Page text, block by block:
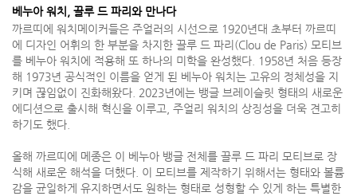
베누아 워치, 끌루 드 파리와 만나다
까르띠에 워치메이커들은 주얼러의 시선으로 1920년대 초부터 까르띠
에 디자인 어휘의 한 부분을 차지한 끌루 드 파리(Clou de Paris) 모티브
를 베누아 워치에 적용해 또 하나의 미학을 완성했다. 1958년 처음 등장
해 1973년 공식적인 이름을 얻게 된 베누아 워치는 고유의 정체성을 지
키며 끊임없이 진화해왔다. 2023년에는 뱅글 브레이슬릿 형태의 새로운
에디션으로 출시해 혁신을 이루고, 주얼리 워치의 상징성을 더욱 견고히
하기도 했다.
올해 까르띠에 메종은 이 베누아 뱅글 전체를 끌루 드 파리 모티브로 장
식해 새로운 해석을 더했다. 이 모티브를 제작하기 위해서는 형태와 볼륨
감을 균일하게 유지하면서도 원하는 형태로 성형할 수 있게 하는 특별한